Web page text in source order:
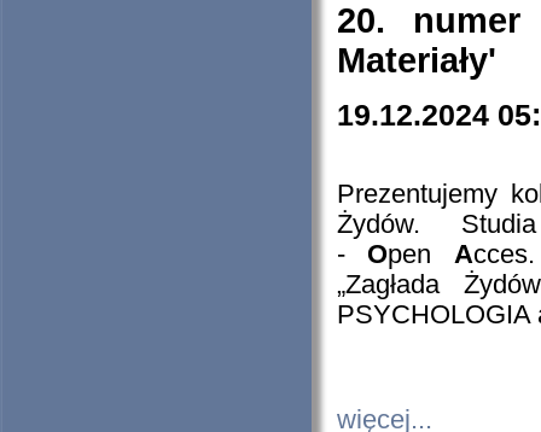
20. numer
Materiały'
19.12.2024
Prezentujemy
Żydów.
- Open A
„Zagłada
PSYCHOLOGIA
więcej...